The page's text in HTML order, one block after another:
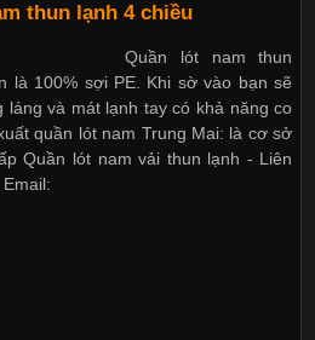
Biệt Trong Ngành Thời Trang?
05-27 17:03:46
Co Giãn Được Ưa Chuộng Trong
thời trang hiện đại, các loại vải có
quần lót nam đúng cách
nam giá rẻ sốt hè 2017
thun lạnh 4 chiều
Quần lót nam thun
là 100% sợi PE. Khi sờ vào bạn sẽ
láng và mát lạnh tay có khả năng co
quần lót nam Trung Mai: là cơ sở
Quần lót nam vải thun lạnh - Liên